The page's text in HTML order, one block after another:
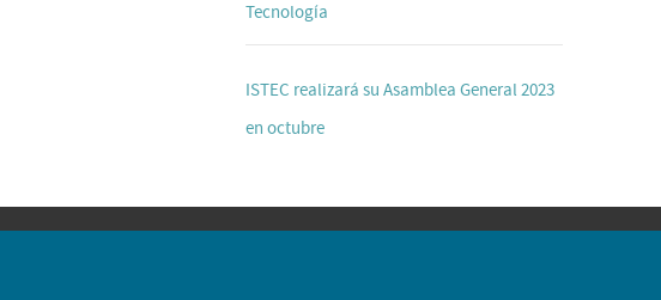
Tecnología
ISTEC realizará su Asamblea General 2023
en octubre